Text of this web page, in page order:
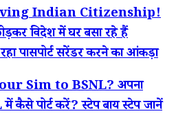
Indian Citizenship!
विदेश में घर बसा रहे हैं
पासपोर्ट सरेंडर करने का आंकड़ा
Sim to BSNL? अपना
कैसे पोर्ट करें? स्टेप बाय स्टेप जानें